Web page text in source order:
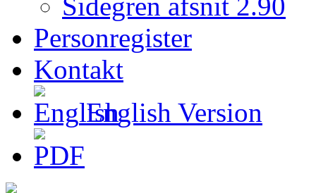
Personregister
Kontakt
English Version